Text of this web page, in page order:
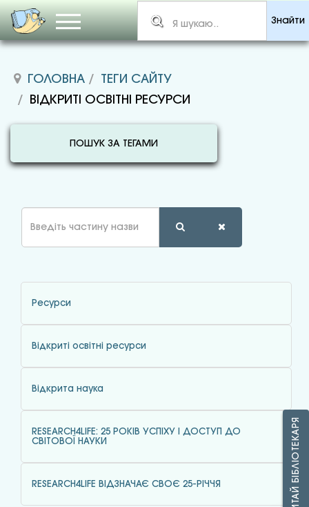
Знайти
ГОЛОВНА
ТЕГИ САЙТУ
ВІДКРИТІ ОСВІТНІ РЕСУРСИ
ПОШУК ЗА ТЕГАМИ
частину
назви
Ресурси
Відкриті освітні ресурси
Відкрита наука
RESEARCH4LIFE: 25 РОКІВ УСПІХУ І ДОСТУП ДО
СВІТОВОЇ НАУКИ
RESEARCH4LIFE ВІДЗНАЧАЄ СВОЄ 25-РІЧЧЯ ЗАПИТАЙ БІБЛІОТЕКАРЯ